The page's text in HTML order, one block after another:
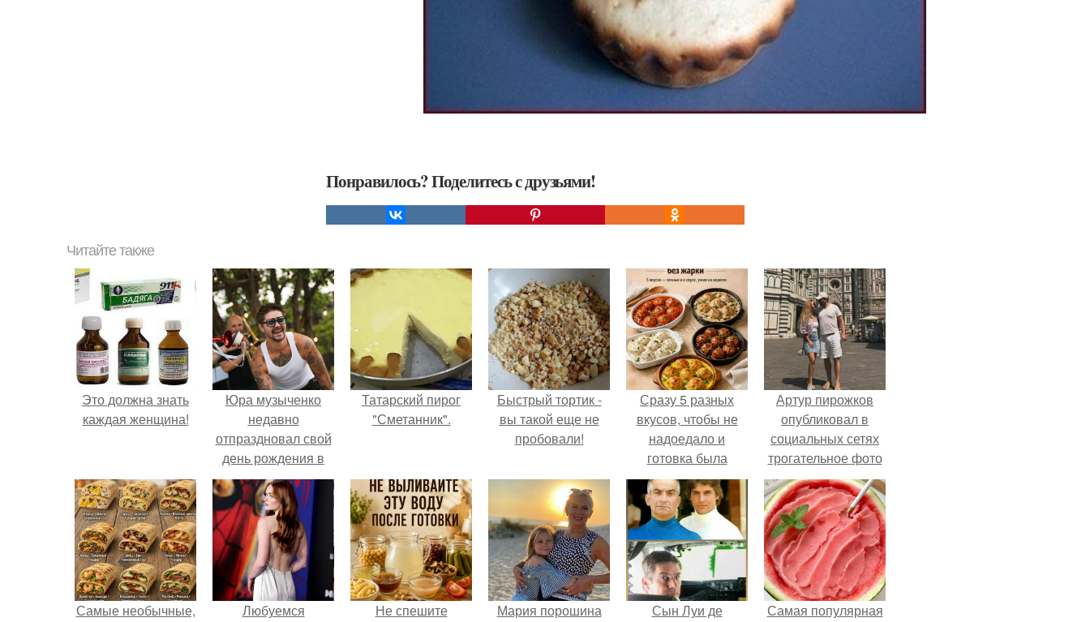
Понравилось? Поделитесь с друзьями!
Читайте также
Это должна знать
каждая женщина!
Юра музыченко
недавно
отпраздновал свой
день рождения в
кругу самых
близких и родных
людей.
Татарский пирог
"Сметанник".
Быстрый тортик -
вы такой еще не
пробовали!
Сразу 5 разных
вкусов, чтобы не
надоедало и
готовка была
проще.
Артур пирожков
опубликовал в
социальных сетях
трогательное фото
с супругой
Анжеликой,
сделанное во
время их недавнего
путешествия в
Италию.
Самые необычные,
Любуемся
Не спешите
Мария порошина
Сын Луи де
Самая популярная